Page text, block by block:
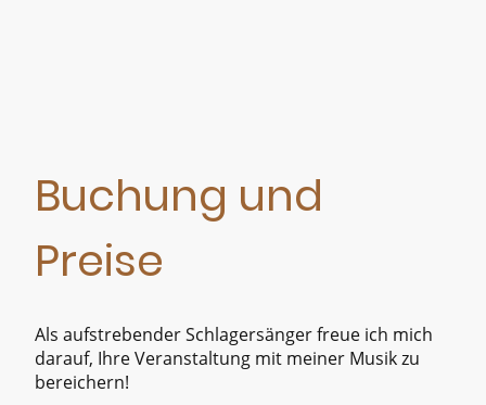
Buchung und
Preise
Als aufstrebender Schlagersänger freue ich mich
darauf, Ihre Veranstaltung mit meiner Musik zu
bereichern!